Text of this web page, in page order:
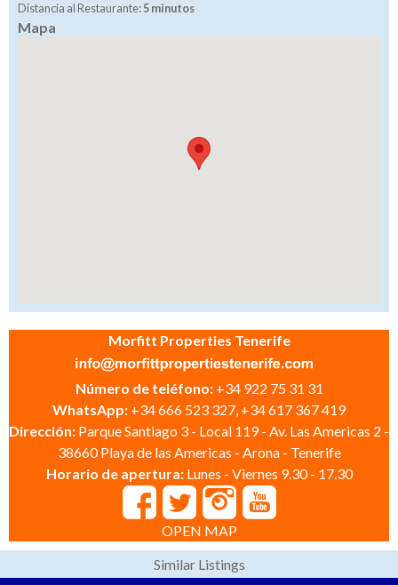
Distancia al Restaurante:5 minutos
Mapa
Morfitt Properties Tenerife
Número de teléfono: +34 922 75 31 31
WhatsApp: +34 666 523 327, +34 617 367 419
Dirección: Parque Santiago 3 - Local 119 - Av. Las Americas 2 -
38660 Playa de las Americas - Arona - Tenerife
Horario de apertura: Lunes - Viernes 9.30 - 17.30
OPEN MAP
Similar Listings